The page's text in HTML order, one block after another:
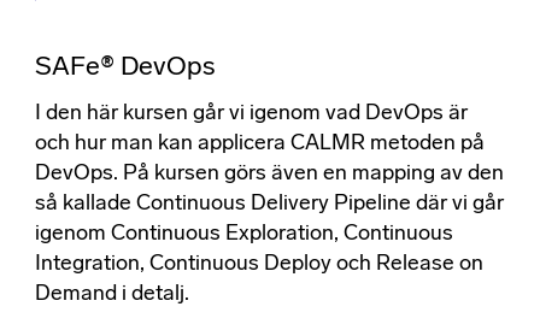
SAFe® DevOps
I den här kursen går vi igenom vad DevOps är
och hur man kan applicera CALMR metoden på
DevOps. På kursen görs även en mapping av den
så kallade Continuous Delivery Pipeline där vi går
igenom Continuous Exploration, Continuous
Integration, Continuous Deploy och Release on
Demand i detalj.